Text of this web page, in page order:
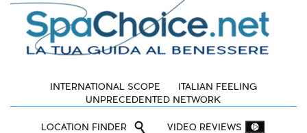
INTERNATIONAL SCOPE
ITALIAN FEELING
UNPRECEDENTED NETWORK
LOCATION FINDER VIDEO REVIEWS